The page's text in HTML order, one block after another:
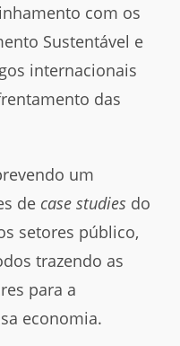
com os
Sustentável e
internacionais
das
um
de case studies do
setores público,
trazendo as
para a
economia.